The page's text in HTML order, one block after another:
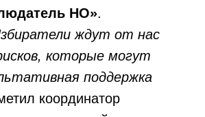
НО».
ждут от нас
которые могут
поддержка
координатор